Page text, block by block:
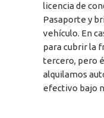
licencia de
Pasaporte y
vehículo. En
para cubrir la
tercero, pero
alquilamos
efectivo bajo